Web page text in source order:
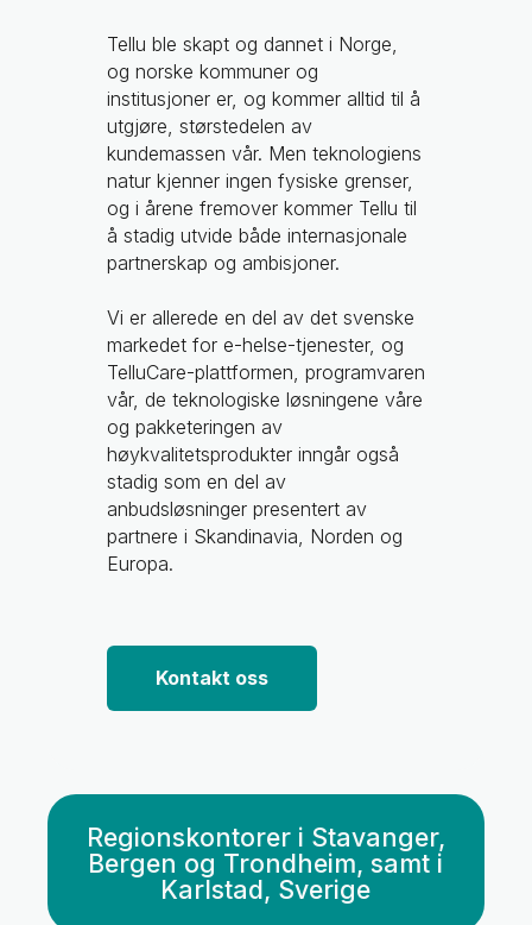
Tellu ble skapt og dannet i Norge,
og norske kommuner og
institusjoner er, og kommer alltid til å
utgjøre, størstedelen av
kundemassen vår. Men teknologiens
natur kjenner ingen fysiske grenser,
og i årene fremover kommer Tellu til
å stadig utvide både internasjonale
partnerskap og ambisjoner.
Vi er allerede en del av det svenske
markedet for e-helse-tjenester, og
TelluCare-plattformen, programvaren
vår, de teknologiske løsningene våre
og pakketeringen av
høykvalitetsprodukter inngår også
stadig som en del av
anbudsløsninger presentert av
partnere i Skandinavia, Norden og
Europa.
Kontakt oss
Regionskontorer i Stavanger,
Bergen og Trondheim, samt i
Karlstad, Sverige